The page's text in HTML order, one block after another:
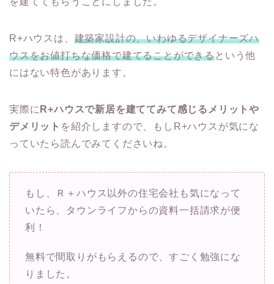
R+ハウスは、 建築家設計の、いわゆるデザイナーズハ
ウスをお値打ちな価格で建てることができるという他
にはない特色があります。
実際に R+ハウスで新居を建ててみて感じるメリットや
デメリット を紹介しますので、もしR+ハウスが気にな
っていたら読んでみてくださいね。
もし、Ｒ＋ハウス以外の住宅会社も気になって
いたら、タウンライフからの資料一括請求が便
利！
無料で間取りがもらえるので、すごく勉強にな
りました。